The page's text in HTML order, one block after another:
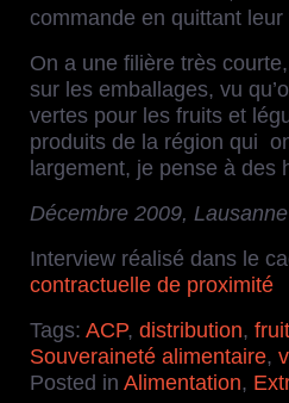
commande en quittant
On a une filière très
sur les emballages, vu
vertes pour les fruits et
produits de la région qui
largement, je pense à des
Décembre 2009, Lausanne
Interview réalisé dans le
contractuelle de proximité
Tags: ACP, distribution,
Souveraineté alimentaire,
Posted in Alimentation,